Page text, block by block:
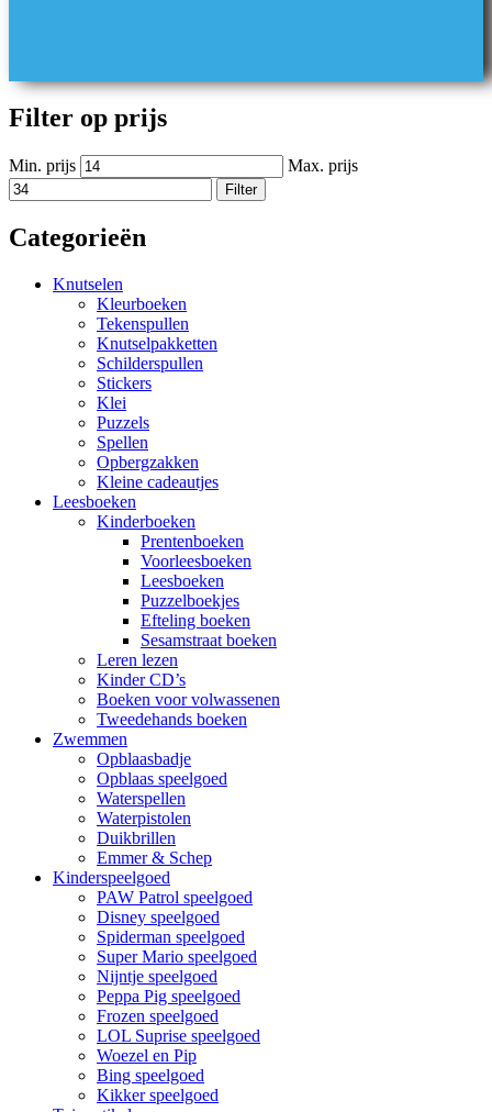
Filter op prijs
Min. prijs Max. prijs
Filter
Categorieën
Knutselen
Kleurboeken
Tekenspullen
Knutselpakketten
Schilderspullen
Stickers
Klei
Puzzels
Spellen
Opbergzakken
Kleine cadeautjes
Leesboeken
Kinderboeken
Prentenboeken
Voorleesboeken
Leesboeken
Puzzelboekjes
Efteling boeken
Sesamstraat boeken
Leren lezen
Kinder CD’s
Boeken voor volwassenen
Tweedehands boeken
Zwemmen
Opblaasbadje
Opblaas speelgoed
Waterspellen
Waterpistolen
Duikbrillen
Emmer & Schep
Kinderspeelgoed
PAW Patrol speelgoed
Disney speelgoed
Spiderman speelgoed
Super Mario speelgoed
Nijntje speelgoed
Peppa Pig speelgoed
Frozen speelgoed
LOL Suprise speelgoed
Woezel en Pip
Bing speelgoed
Kikker speelgoed